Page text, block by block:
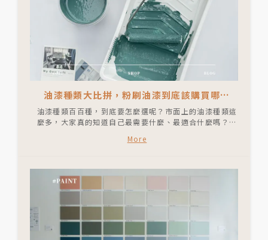
油漆種類大比拼，粉刷油漆到底該購買哪一
種？乳膠漆、油性調和漆、水泥漆差別是什
麼？
油漆種類百百種，到底要怎麼選呢？市面上的油漆種類這
麼多，大家真的知道自己最需要什麼、最適合什麼嗎？水
它們之間又有什麼差別？高光、半光、啞光、平光 ⋯ 這
能更輕鬆一些！
More